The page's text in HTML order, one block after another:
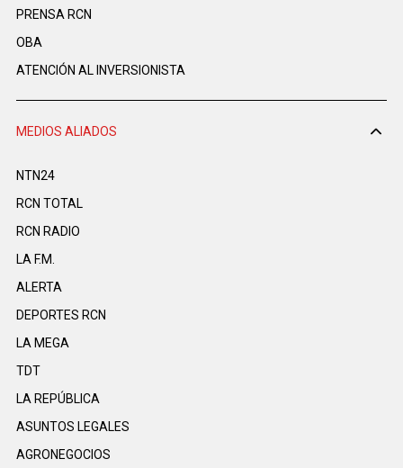
PRENSA RCN
OBA
ATENCIÓN AL INVERSIONISTA
MEDIOS ALIADOS
NTN24
RCN TOTAL
RCN RADIO
LA F.M.
ALERTA
DEPORTES RCN
LA MEGA
TDT
LA REPÚBLICA
ASUNTOS LEGALES
AGRONEGOCIOS